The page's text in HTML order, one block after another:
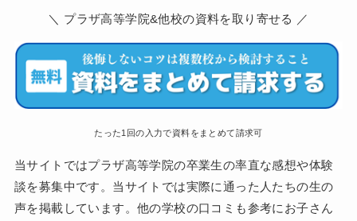
＼ プラザ高等学院&他校の資料を取り寄せる ／
たった1回の入力で資料をまとめて請求可
当サイトではプラザ高等学院の卒業生の率直な感想や体験
談を募集中です。当サイトでは実際に通った人たちの生の
声を掲載しています。他の学校の口コミも参考にお子さん